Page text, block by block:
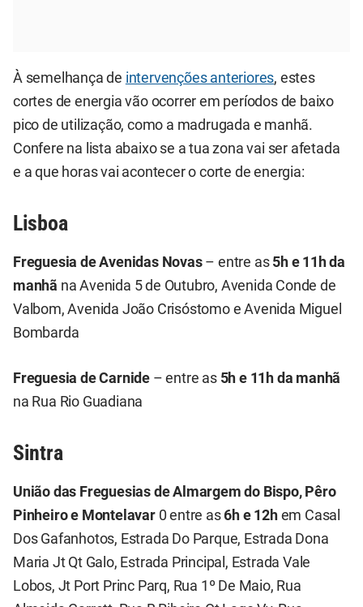
À semelhança de intervenções anteriores, estes
cortes de energia vão ocorrer em períodos de baixo
pico de utilização, como a madrugada e manhã.
Confere na lista abaixo se a tua zona vai ser afetada
e a que horas vai acontecer o corte de energia:
Lisboa
Freguesia de Avenidas Novas – entre as 5h e 11h da
manhã na Avenida 5 de Outubro, Avenida Conde de
Valbom, Avenida João Crisóstomo e Avenida Miguel
Bombarda
Freguesia de Carnide – entre as 5h e 11h da manhã
na Rua Rio Guadiana
Sintra
União das Freguesias de Almargem do Bispo, Pêro
Pinheiro e Montelavar0 entre as6h e 12h em Casal
Dos Gafanhotos, Estrada Do Parque, Estrada Dona
Maria Jt Qt Galo, Estrada Principal, Estrada Vale
Lobos, Jt Port Princ Parq, Rua 1º De Maio, Rua